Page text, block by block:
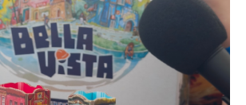
: arriver trop tôt
de points, et
procure aucun !
jeu de course
de